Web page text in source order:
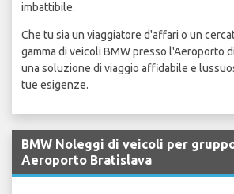
imbattibile.
Che tu sia un viaggiatore d'affari o un
gamma di veicoli BMW presso l'Aeroporto
una soluzione di viaggio affidabile e
tue esigenze.
BMW Noleggi di veicoli per
Aeroporto Bratislava